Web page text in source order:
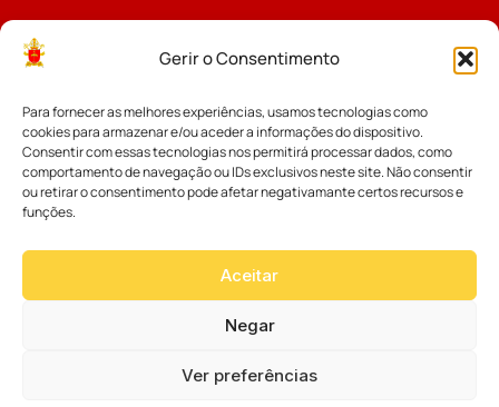
Gerir o Consentimento
Para fornecer as melhores experiências, usamos tecnologias como
cookies para armazenar e/ou aceder a informações do dispositivo.
Consentir com essas tecnologias nos permitirá processar dados, como
comportamento de navegação ou IDs exclusivos neste site. Não consentir
ou retirar o consentimento pode afetar negativamante certos recursos e
funções.
Aceitar
Negar
Ver preferências
Padroeira
Notícias
Notícias da Arquidiocese
Notícias Cáritas
Palavra dos Bispos
Cúria Diocesana
Fundo Diocesano
Vicariatos da Educação
Eventos